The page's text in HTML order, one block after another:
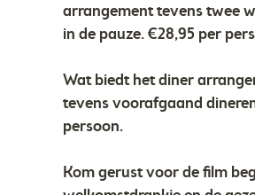
arrangement tevens twee
in de pauze. €28,95 per
Wat biedt het diner
tevens voorafgaand
persoon.
Kom gerust voor de film